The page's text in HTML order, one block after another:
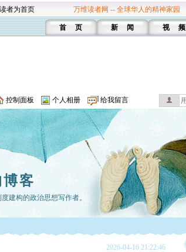
者为首页 万维读者网 -- 全球华人的精神家园
首 页 新 闻 视 频
控制面板 个人相册 给我留言
客
建构的政治思想写作者。
2026-04-16 21:22:46